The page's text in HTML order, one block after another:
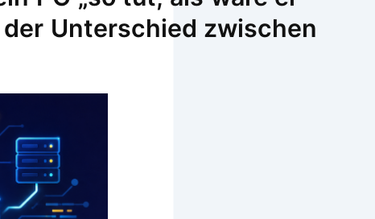
Unterschied zwischen